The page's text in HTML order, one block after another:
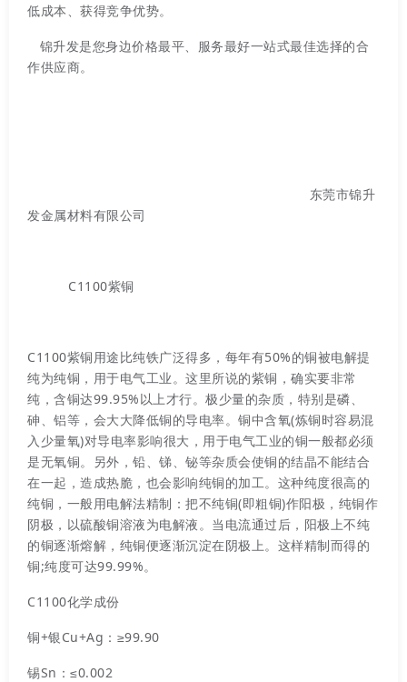
低成本、获得竞争优势。
锦升发是您身边价格最平、服务最好一站式最佳选择的合
作供应商。
东莞市锦升
发金属材料有限公司
C1100紫铜
C1100紫铜用途比纯铁广泛得多，每年有50%的铜被电解提
纯为纯铜，用于电气工业。这里所说的紫铜，确实要非常
纯，含铜达99.95%以上才行。极少量的杂质，特别是磷、
砷、铝等，会大大降低铜的导电率。铜中含氧(炼铜时容易混
入少量氧)对导电率影响很大，用于电气工业的铜一般都必须
是无氧铜。另外，铅、锑、铋等杂质会使铜的结晶不能结合
在一起，造成热脆，也会影响纯铜的加工。这种纯度很高的
纯铜，一般用电解法精制：把不纯铜(即粗铜)作阳极，纯铜作
阴极，以硫酸铜溶液为电解液。当电流通过后，阳极上不纯
的铜逐渐熔解，纯铜便逐渐沉淀在阴极上。这样精制而得的
铜;纯度可达99.99%。
C1100化学成份
铜+银Cu+Ag：≥99.90
锡Sn：≤0.002